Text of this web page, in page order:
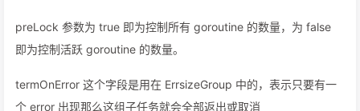
preLock 参数为 true 即为控制所有 goroutine 的数量，为 false
即为控制活跃 goroutine 的数量。
termOnError 这个字段是用在 ErrsizeGroup 中的，表示只要有一
个 error 出现那么这组子任务就会全部返出或取消